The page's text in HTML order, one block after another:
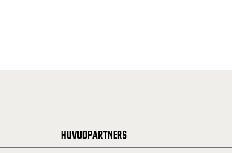
HUVUDPARTNERS